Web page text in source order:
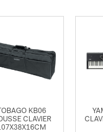
TOBAGO KB06
CLAVIER